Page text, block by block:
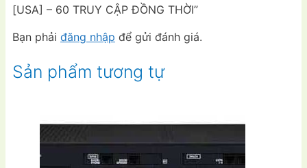
[USA] – 60 TRUY CẬP ĐỒNG THỜI”
Bạn phải đăng nhập để gửi đánh giá.
Sản phẩm tương tự